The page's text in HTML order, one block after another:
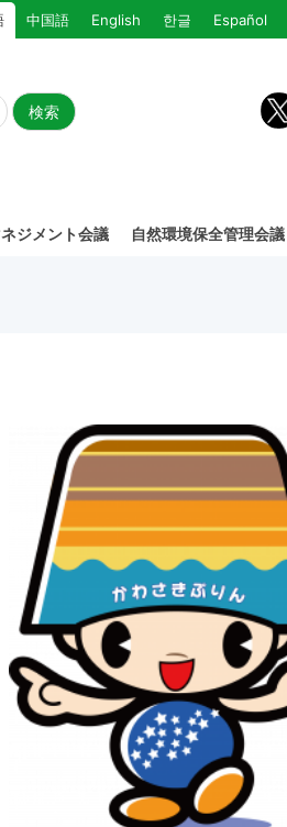
中国語 English 한글 Español
ジメント会議 自然環境保全管理会議